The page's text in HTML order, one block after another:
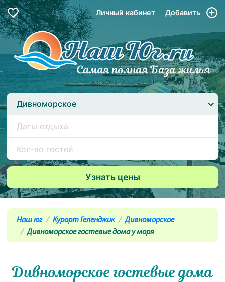
Личный кабинет Добавить
Дивноморское
Наш юг Курорт Геленджик
Дивноморское
Дивноморское гостевые дома у моря
Дивноморское гостевые дома